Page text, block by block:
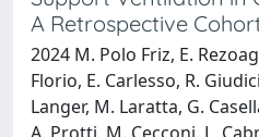
A Retrospective
2024 M. Polo Friz, E.
Florio, E. Carlesso, R.
Langer, M. Laratta, G.